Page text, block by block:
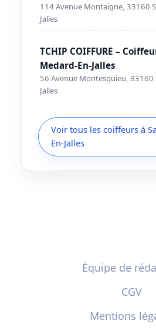
114 Avenue Montaigne, 33160
Jalles
TCHIP COIFFURE –
Medard-En-Jalles
56 Avenue Montesquieu, 33160
Jalles
Voir tous les coiffeurs à
En-Jalles
Équipe de
CGV
Mentions